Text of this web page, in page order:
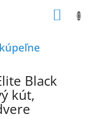
Black
kút,